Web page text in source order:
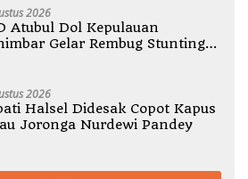
2026
Atubul Dol Kepulauan
Gelar Rembug Stunting
2026
Halsel Didesak Copot Kapus
Joronga Nurdewi Pandey